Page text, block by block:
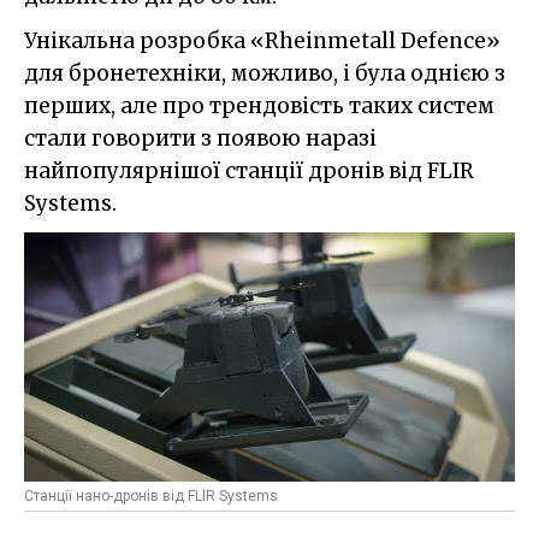
Унікальна розробка «Rheinmetall Defence»
для бронетехніки, можливо, і була однією з
перших, але про трендовість таких систем
стали говорити з появою наразі
найпопулярнішої станції дронів від FLIR
Systems.
Станції нано-дронів від FLIR Systems